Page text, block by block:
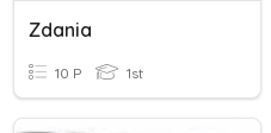
Zdania
10 P 1st